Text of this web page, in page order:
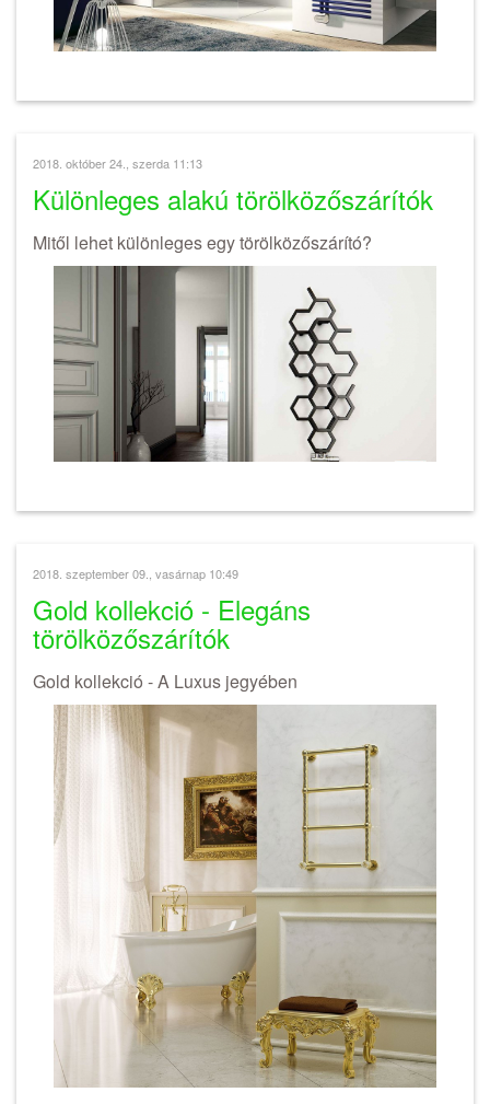
2018. október 24., szerda 11:13
Különleges alakú törölközőszárítók
Mitől lehet különleges egy törölközőszárító?
2018. szeptember 09., vasárnap 10:49
Gold kollekció - Elegáns
törölközőszárítók
Gold kollekció - A Luxus jegyében